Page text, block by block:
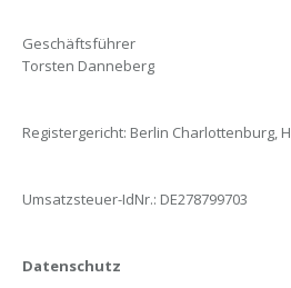
Geschäftsführer
Torsten Danneberg
Registergericht: Berlin Charlottenburg,
Umsatzsteuer-IdNr.: DE278799703
Datenschutz